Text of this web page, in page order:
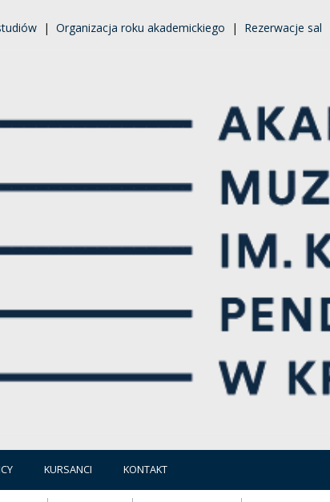
| Organizacja roku akademickiego | Rezerwacje sal
KURSANCI KONTAKT